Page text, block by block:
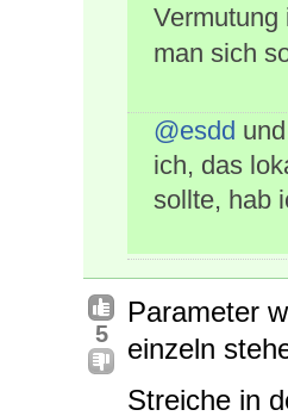
Vermutung
man sich
@esdd und
ich, das
sollte, hab
5
Parameter
einzeln
Streiche in